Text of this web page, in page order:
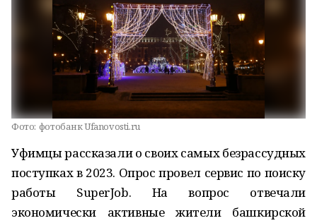
Фото: фотобанк Ufanovosti.ru
Уфимцы рассказали о своих самых безрассудных
поступках в 2023. Опрос провел сервис по поиску
работы SuperJob. На вопрос отвечали
экономически активные жители башкирской